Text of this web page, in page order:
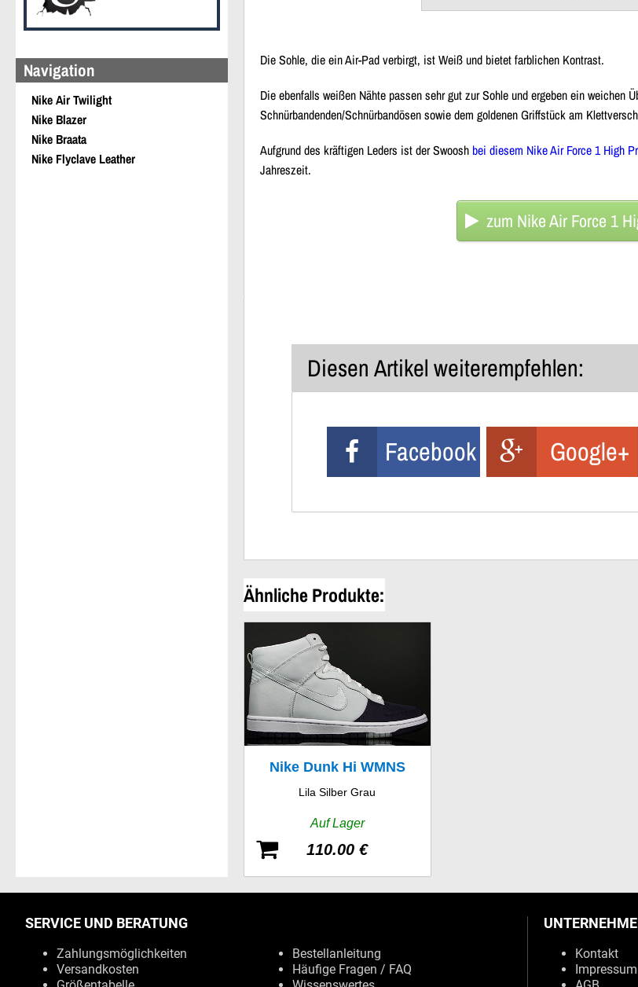
Navigation
Nike Air Twilight
Nike Blazer
Nike Braata
Nike Flyclave Leather
Die Sohle, die ein Air-Pad verbirgt, ist Weiß und bietet farblichen Kontrast.
Die ebenfalls weißen Nähte passen sehr gut zur Sohle und ergeben ein weichen
Schnürbandenden/Schnürbandösen sowie dem goldenen Griffstück am
Aufgrund des kräftigen Leders ist der Swoosh bei diesem Nike Air Force 1 High
Jahreszeit.
zum Nike Air Force 1
Diesen Artikel weiterempfehlen:
Facebook Google+
Ähnliche Produkte:
Nike Dunk Hi WMNS
Skinny
Lila Silber Grau
Auf Lager
110.00 €
SERVICE UND BERATUNG
Zahlungsmöglichkeiten
Versandkosten
Bestellanleitung
Häufige Fragen / FAQ
Kontakt
Impressum